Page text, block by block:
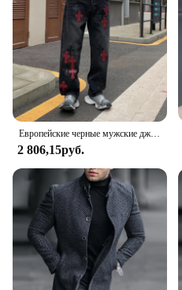
Европейские черные мужские джинсы с заплатками, прямые брюки, джинсовые брюки стандартного кроя, мужские умные брюки
2 806,15руб.